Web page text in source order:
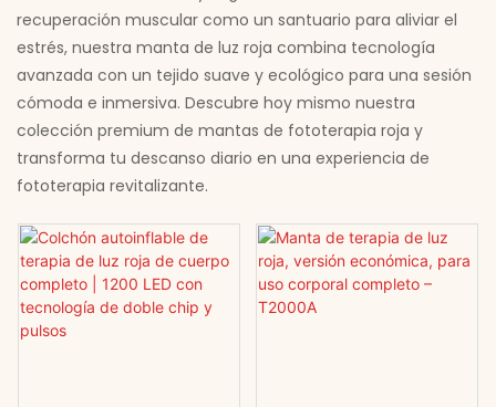
recuperación muscular como un santuario para aliviar el
estrés, nuestra manta de luz roja combina tecnología
avanzada con un tejido suave y ecológico para una sesión
cómoda e inmersiva. Descubre hoy mismo nuestra
colección premium de mantas de fototerapia roja y
transforma tu descanso diario en una experiencia de
fototerapia revitalizante.